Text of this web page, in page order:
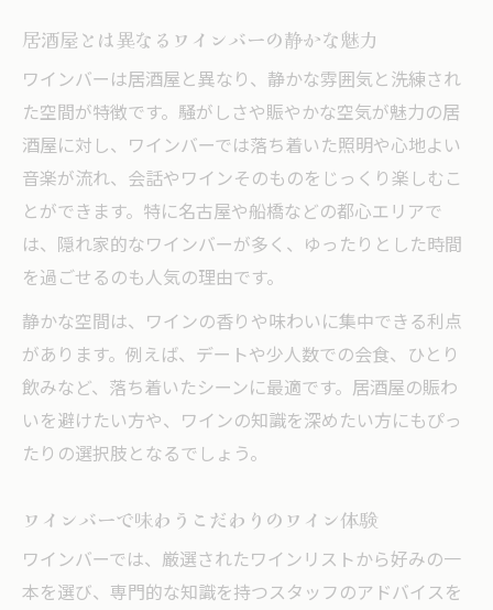
居酒屋とは異なるワインバーの静かな魅力
ワインバーは居酒屋と異なり、静かな雰囲気と洗練され
た空間が特徴です。騒がしさや賑やかな空気が魅力の居
酒屋に対し、ワインバーでは落ち着いた照明や心地よい
音楽が流れ、会話やワインそのものをじっくり楽しむこ
とができます。特に名古屋や船橋などの都心エリアで
は、隠れ家的なワインバーが多く、ゆったりとした時間
を過ごせるのも人気の理由です。
静かな空間は、ワインの香りや味わいに集中できる利点
があります。例えば、デートや少人数での会食、ひとり
飲みなど、落ち着いたシーンに最適です。居酒屋の賑わ
いを避けたい方や、ワインの知識を深めたい方にもぴっ
たりの選択肢となるでしょう。
ワインバーで味わうこだわりのワイン体験
ワインバーでは、厳選されたワインリストから好みの一
本を選び、専門的な知識を持つスタッフのアドバイスを